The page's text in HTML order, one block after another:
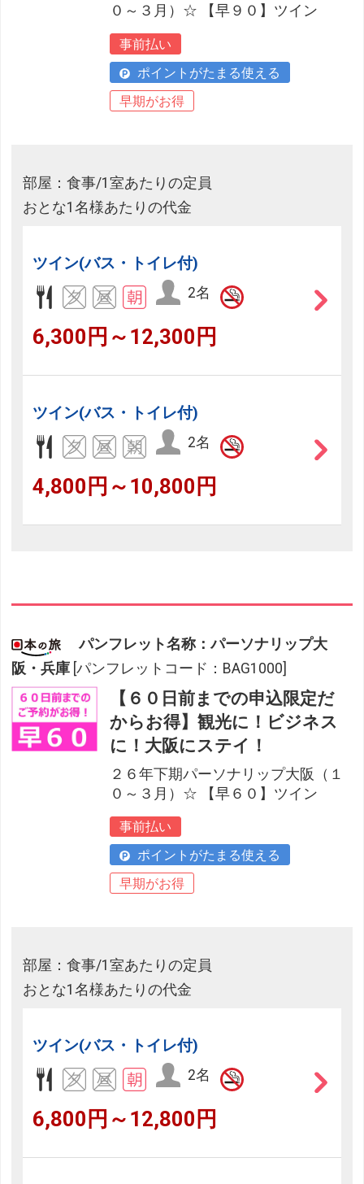
０～３月）☆ 【早９０】ツイン
事前払い
ポイントがたまる使える
早期がお得
部屋：食事/1室あたりの定員
おとな1名様あたりの代金
ツイン(バス・トイレ付)
2名
6,300円～12,300円
ツイン(バス・トイレ付)
2名
4,800円～10,800円
パンフレット名称：パーソナリップ大
阪・兵庫 [パンフレットコード：BAG1000]
【６０日前までの申込限定だ
からお得】観光に！ビジネス
に！大阪にステイ！
２６年下期パーソナリップ大阪（１
０～３月）☆ 【早６０】ツイン
事前払い
ポイントがたまる使える
早期がお得
部屋：食事/1室あたりの定員
おとな1名様あたりの代金
ツイン(バス・トイレ付)
2名
6,800円～12,800円